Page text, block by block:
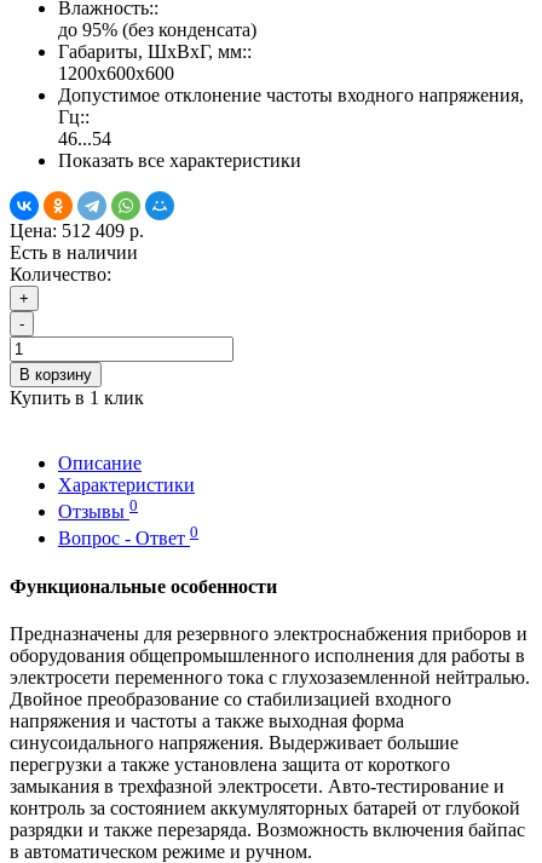
Влажность::
до 95% (без конденсата)
Габариты, ШхВхГ, мм::
1200х600х600
Допустимое отклонение частоты входного напряжения,
Гц::
46...54
Показать все характеристики
Цена: 512 409 р.
Есть в наличии
Количество:
+
-
В корзину
Купить в 1 клик
Описание
Характеристики
Отзывы 0
Вопрос - Ответ 0
Функциональные особенности
Предназначены для резервного электроснабжения приборов и
оборудования общепромышленного исполнения для работы в
электросети переменного тока с глухозаземленной нейтралью.
Двойное преобразование со стабилизацией входного
напряжения и частоты а также выходная форма
синусоидального напряжения. Выдерживает большие
перегрузки а также установлена защита от короткого
замыкания в трехфазной электросети. Авто-тестирование и
контроль за состоянием аккумуляторных батарей от глубокой
разрядки и также перезаряда. Возможность включения байпас
в автоматическом режиме и ручном.